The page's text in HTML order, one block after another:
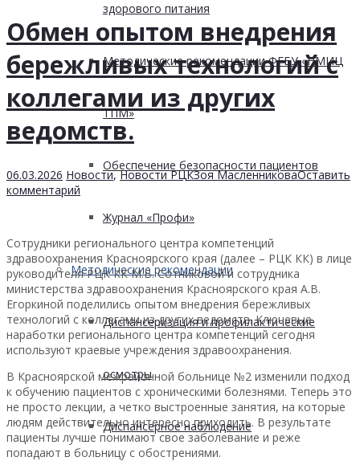
здорового питания
Методические рекомендации ФГБУ «НМИЦ
ТПМ»
Обеспечение безопасности пациентов
Журнал «Профи»
Методические рекомендации
Диспансеризация и профилактические
осмотры
Диспансерное наблюдение
Обмен опытом внедрения
бережливых технологий с
коллегами из других
ведомств.
06.03.2026 Новости,Новости РЦКЗоя МасленниковаОставить
комментарий
Сотрудники регионального центра компетенций
здравоохранения Красноярского края (далее – РЦК КК) в лице
руководителя РЦК КК М.В. Сотниковой и сотрудника
министерства здравоохранения Красноярского края А.В.
Егоркиной поделились опытом внедрения бережливых
технологий с коллегами из других ведомств. Ключевые
наработки регионального центра компетенций сегодня
используют краевые учреждения здравоохранения.
В Красноярской межрайонной больнице №2 изменили подход
к обучению пациентов с хроническими болезнями. Теперь это
не просто лекции, а четко выстроенные занятия, на которые
людям действительно интересно приходить. В результате
пациенты лучше понимают свое заболевание и реже
попадают в больницу с обострениями.